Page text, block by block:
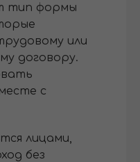
тип формы
или
договору.
с
лицами,
без